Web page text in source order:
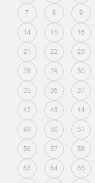
7 8 9
14 15 16
21 22 23
28 29 30
35 36 37
42 43 44
49 50 51
56 57 58
63 64 65